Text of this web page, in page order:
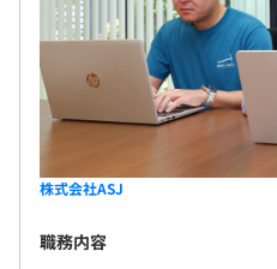
株式会社ASJ
職務内容